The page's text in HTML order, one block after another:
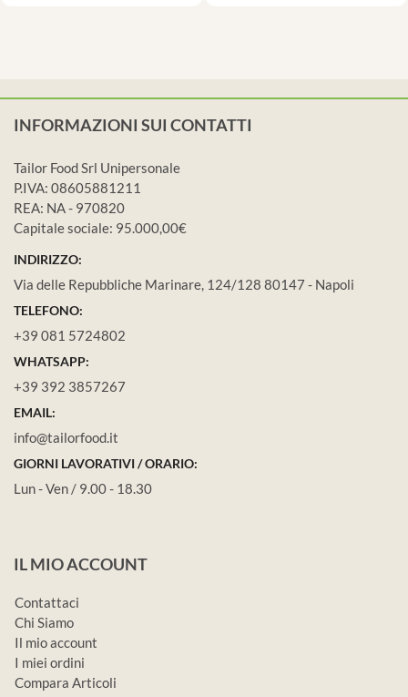
INFORMAZIONI SUI CONTATTI
Tailor Food Srl Unipersonale
P.IVA: 08605881211
REA: NA - 970820
Capitale sociale: 95.000,00€
INDIRIZZO:
Via delle Repubbliche Marinare, 124/128 80147 - Napoli
TELEFONO:
+39 081 5724802
WHATSAPP:
+39 392 3857267
EMAIL:
info@tailorfood.it
GIORNI LAVORATIVI / ORARIO:
Lun - Ven / 9.00 - 18.30
IL MIO ACCOUNT
Contattaci
Chi Siamo
Il mio account
I miei ordini
Compara Articoli